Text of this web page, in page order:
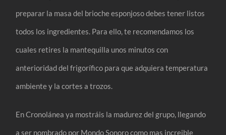
preparar la masa del brioche esponjoso debes tener listos
todos los ingredientes. Para ello, te recomendamos los
cuales retires la mantequilla unos minutos con
anterioridad del frigorífico para que adquiera temperatura
ambiente y la cortes a trozos.
En Cronolánea ya mostráis la madurez del grupo, llegando
a ser nombrado por Mondo Sonoro como mas increible